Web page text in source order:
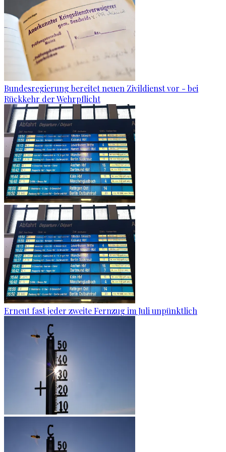
Bundesregierung bereitet neuen Zivildienst vor - bei
Rückkehr der Wehrpflicht
Erneut fast jeder zweite Fernzug im Juli unpünktlich